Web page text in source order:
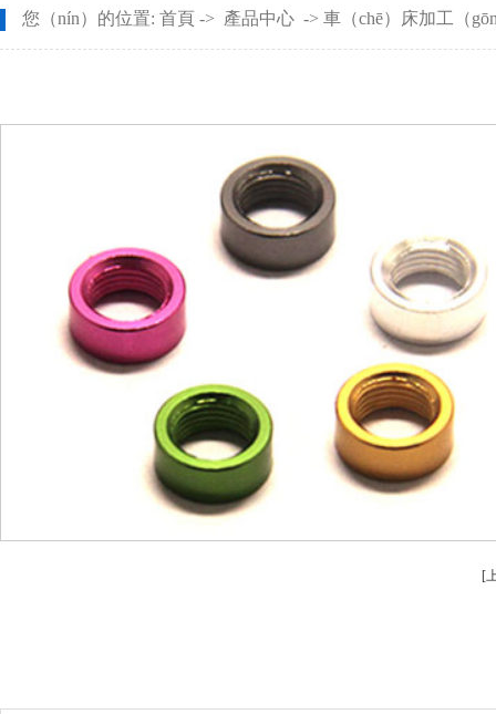
CNC長軸加（jiā）工
不鏽鋼件CNC加工
鋁件CNC加工（gōng）
銅件CNC加（jiā）工（gōng）
螺（luó）母
銷軸車床加工
您（nín）的位置: 首頁 -> 產品中心 -> 車（chē）床加工（
[